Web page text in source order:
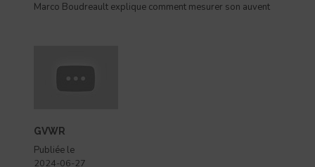
Marco Boudreault explique comment mesurer son auvent
GVWR
Publiée le
2024-06-27